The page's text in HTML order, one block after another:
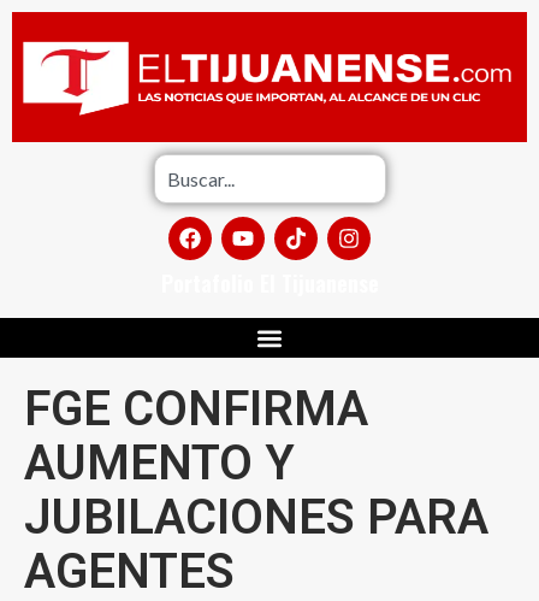
FGE CONFIRMA
AUMENTO Y
JUBILACIONES PARA
AGENTES